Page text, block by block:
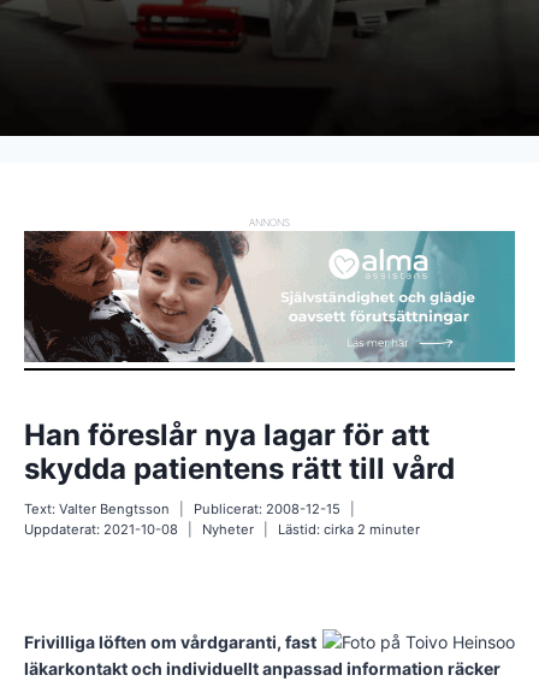
ANNONS
Han föreslår nya lagar för att
skydda patientens rätt till vård
Text: Valter Bengtsson Publicerat: 2008-12-15
Uppdaterat: 2021-10-08 Nyheter Lästid: cirka2minuter
Frivilliga löften om vårdgaranti, fast
läkarkontakt och individuellt anpassad information räcker